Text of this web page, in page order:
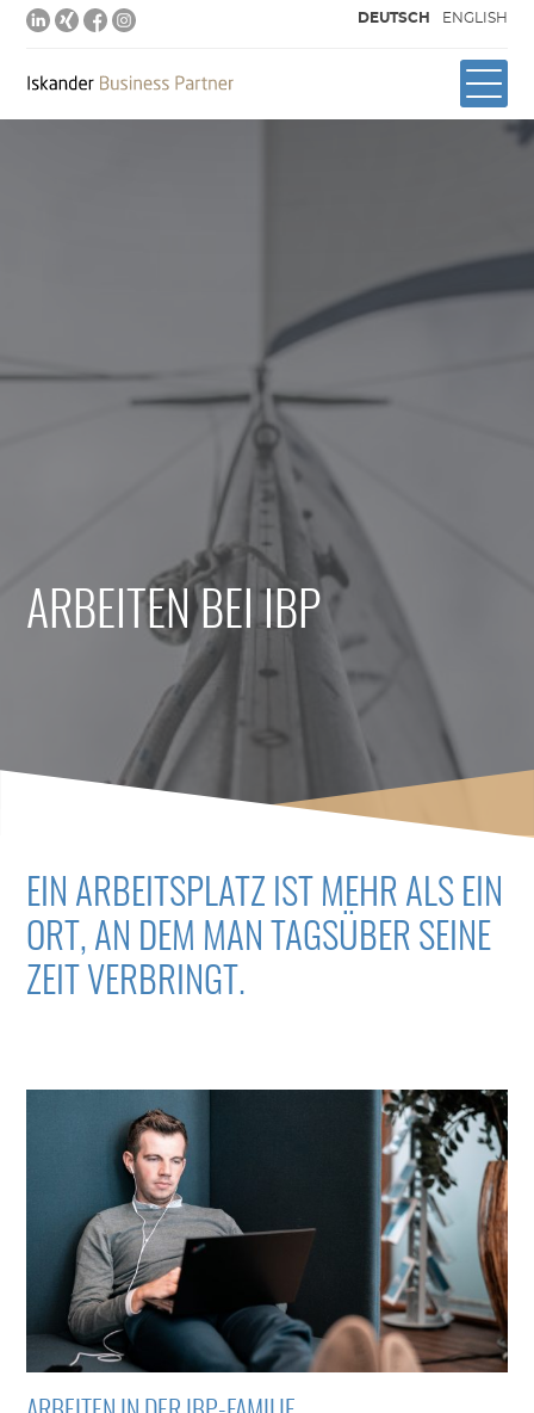
DEUTSCH ENGLISH
ARBEITEN BEI IBP
EIN ARBEITSPLATZ IST MEHR ALS EIN
ORT, AN DEM MAN TAGSÜBER SEINE
ZEIT VERBRINGT.